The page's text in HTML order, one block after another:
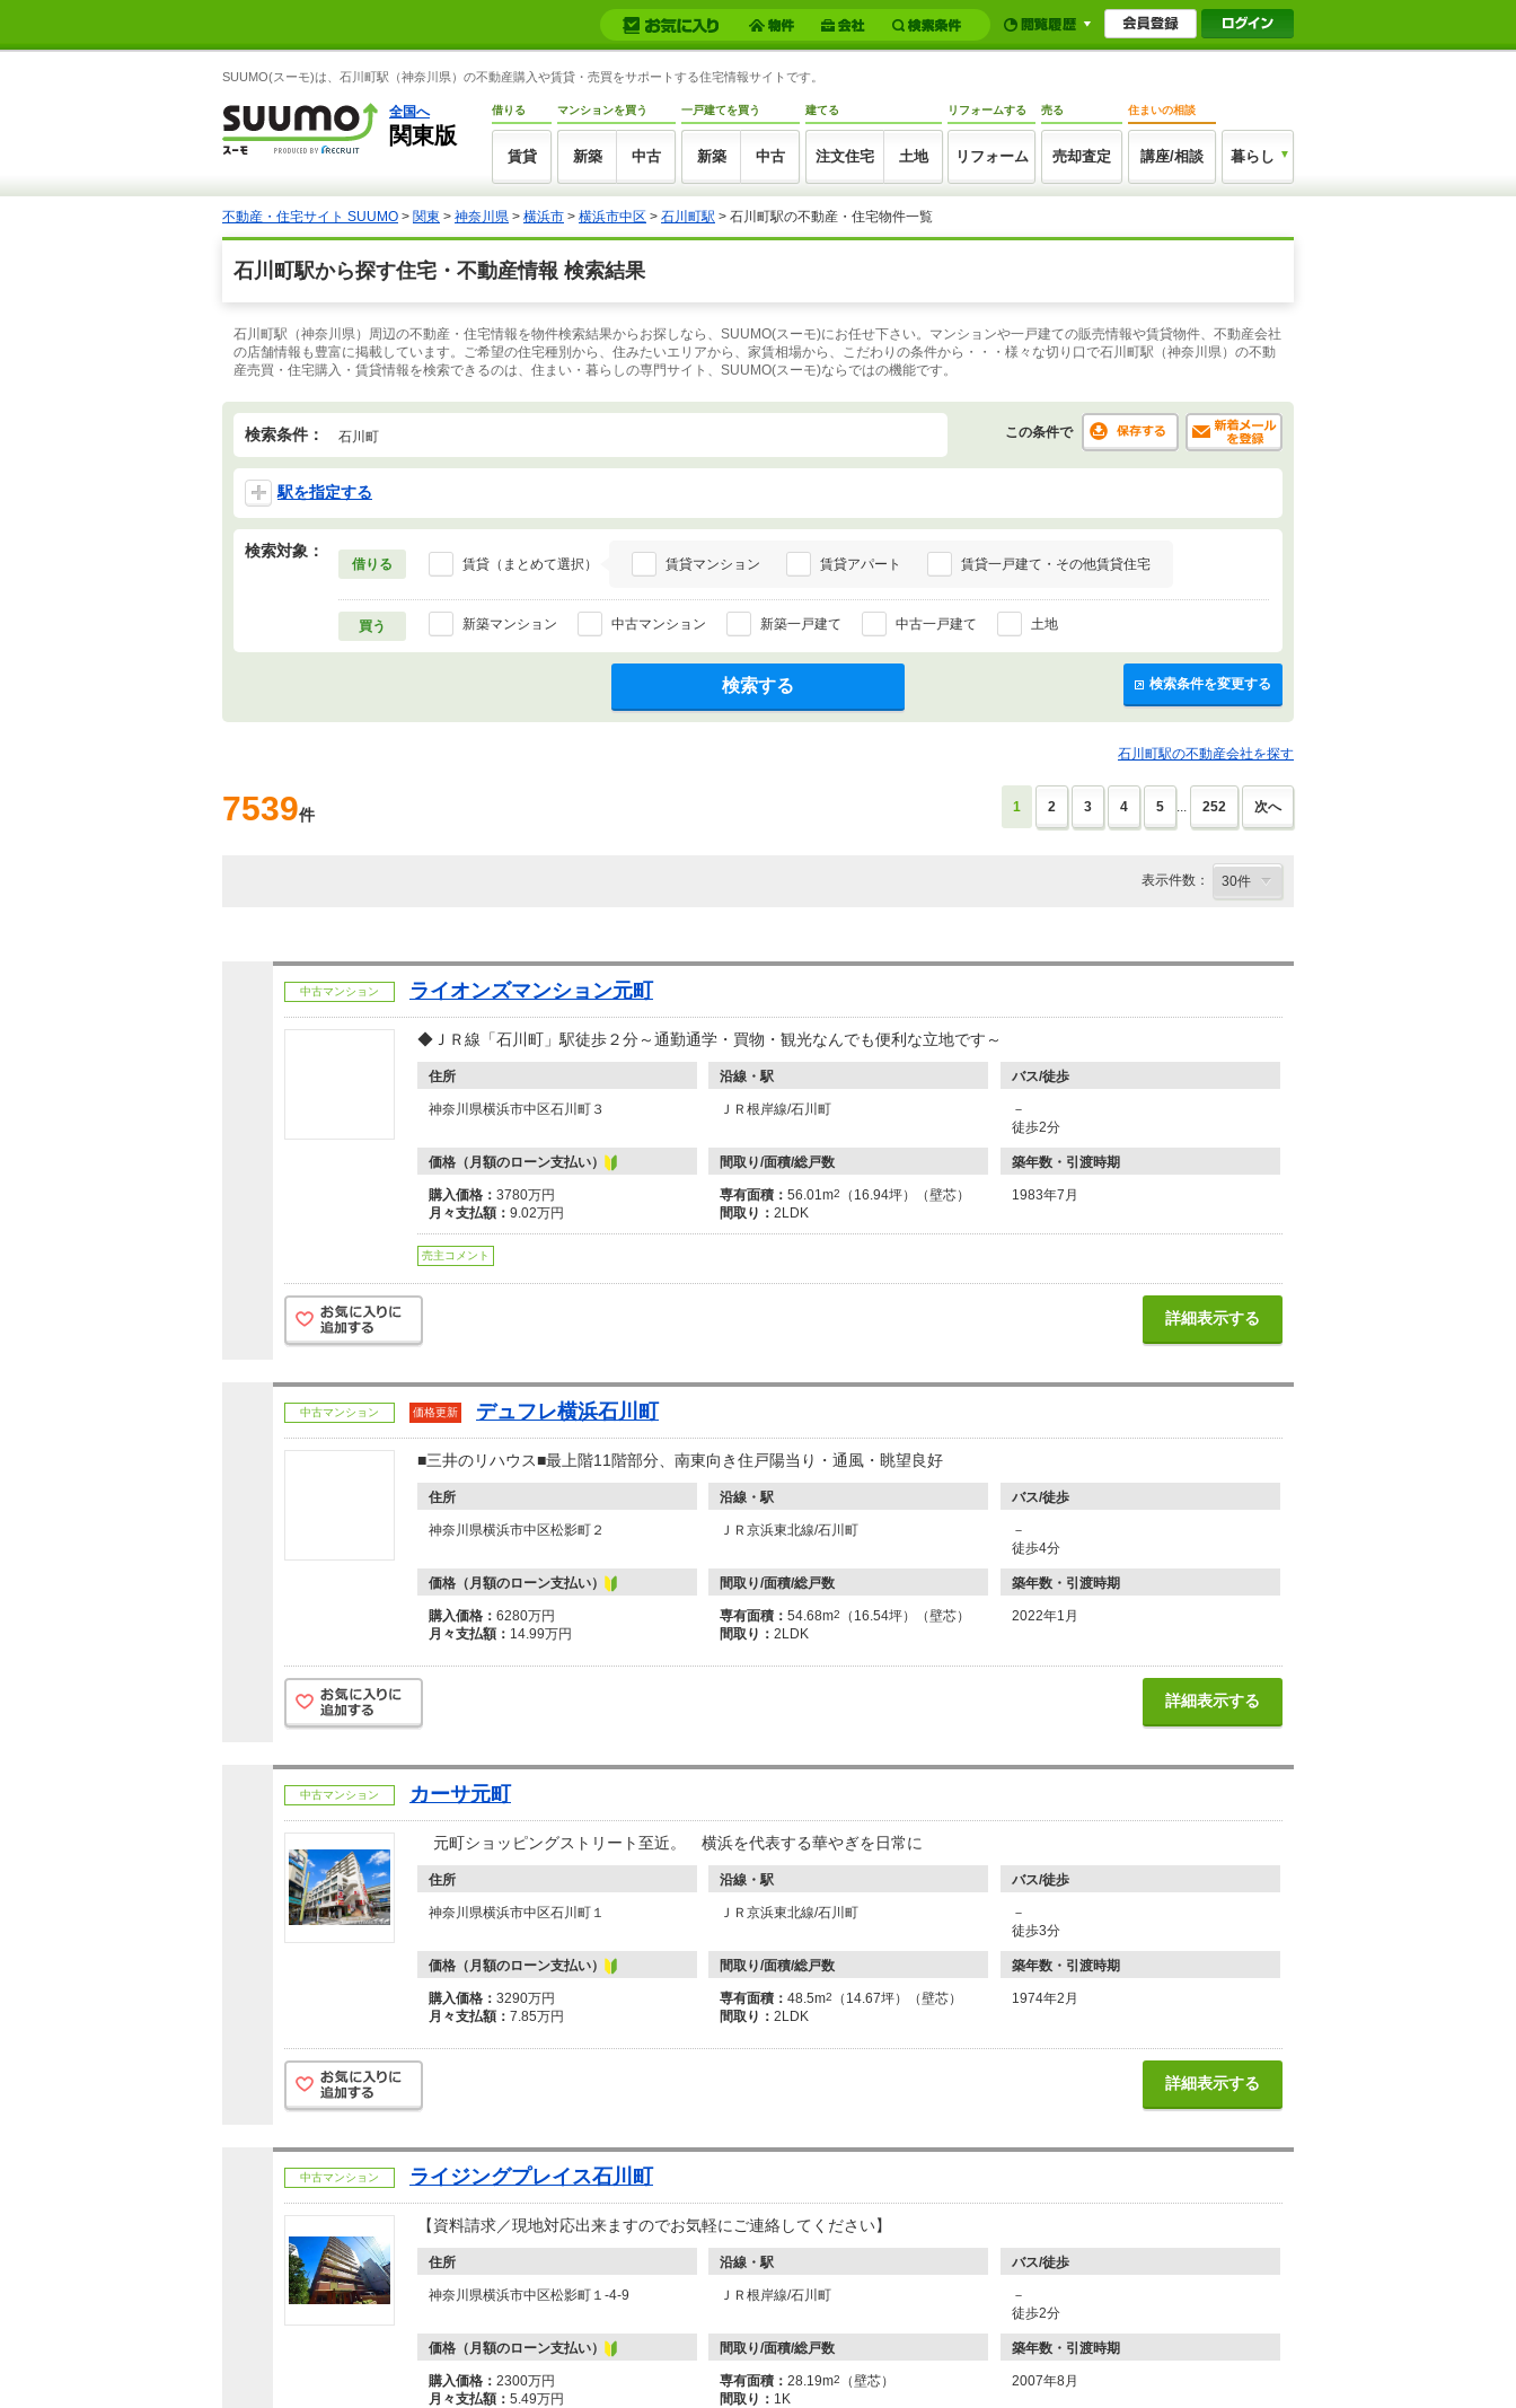
SUUMO(スーモ)は、石川町駅（神奈川県）の不動産購入や賃貸・売買をサポートする住宅情報サイトです。
全国へ
関東版
借りる
賃貸
マンションを買う
新築 中古
一戸建てを買う
新築 中古
建てる
注文住宅 土地
リフォームする
リフォーム
売る
売却査定
住まいの相談
講座/相談 暮らし
不動産・住宅サイト SUUMO > 関東 > 神奈川県 > 横浜市 > 横浜市中区 > 石川町駅 > 石川町駅の不動産・住宅物件一覧
石川町駅から探す住宅・不動産情報 検索結果
石川町駅（神奈川県）周辺の不動産・住宅情報を物件検索結果からお探しなら、SUUMO(スーモ)にお任せ下さい。マンションや一戸建ての販売情報や賃貸物件、不動産会社
の店舗情報も豊富に掲載しています。ご希望の住宅種別から、住みたいエリアから、家賃相場から、こだわりの条件から・・・様々な切り口で石川町駅（神奈川県）の不動
産売買・住宅購入・賃貸情報を検索できるのは、住まい・暮らしの専門サイト、SUUMO(スーモ)ならではの機能です。
検索条件： 石川町 この条件で
駅を指定する
検索対象：
借りる 賃貸（まとめて選択） 賃貸マンション 賃貸アパート 賃貸一戸建て・その他賃貸住宅
買う 新築マンション 中古マンション 新築一戸建て 中古一戸建て 土地
検索条件を変更する
検索する
石川町駅の不動産会社を探す
7539件 1 2 3 4 5 ... 252 次へ
表示件数：
中古マンション ライオンズマンション元町
◆ＪＲ線「石川町」駅徒歩２分～通勤通学・買物・観光なんでも便利な立地です～
住所 沿線・駅 バス/徒歩
神奈川県横浜市中区石川町３ ＪＲ根岸線/石川町
－
徒歩2分
価格（月額のローン支払い） 間取り/面積/総戸数 築年数・引渡時期
購入価格： 3780万円
月々支払額： 9.02万円
専有面積： 56.01m2
（16.94坪）（壁芯）
間取り： 2LDK
1983年7月
売主コメント
詳細表示する
中古マンション 価格更新 デュフレ横浜石川町
■三井のリハウス■最上階11階部分、南東向き住戸陽当り・通風・眺望良好
住所 沿線・駅 バス/徒歩
神奈川県横浜市中区松影町２ ＪＲ京浜東北線/石川町
－
徒歩4分
価格（月額のローン支払い） 間取り/面積/総戸数 築年数・引渡時期
購入価格： 6280万円
月々支払額： 14.99万円
専有面積： 54.68m2
（16.54坪）（壁芯）
間取り： 2LDK
2022年1月
詳細表示する
中古マンション カーサ元町
元町ショッピングストリート至近。 横浜を代表する華やぎを日常に
住所 沿線・駅 バス/徒歩
神奈川県横浜市中区石川町１ ＪＲ京浜東北線/石川町
－
徒歩3分
価格（月額のローン支払い） 間取り/面積/総戸数 築年数・引渡時期
購入価格： 3290万円
月々支払額： 7.85万円
専有面積： 48.5m2
（14.67坪）（壁芯）
間取り： 2LDK
1974年2月
詳細表示する
中古マンション ライジングプレイス石川町
【資料請求／現地対応出来ますのでお気軽にご連絡してください】
住所 沿線・駅 バス/徒歩
神奈川県横浜市中区松影町１-4-9 ＪＲ根岸線/石川町
－
徒歩2分
価格（月額のローン支払い） 間取り/面積/総戸数 築年数・引渡時期
購入価格： 2300万円
月々支払額： 5.49万円
専有面積： 28.19m2
（壁芯）
間取り： 1K
2007年8月